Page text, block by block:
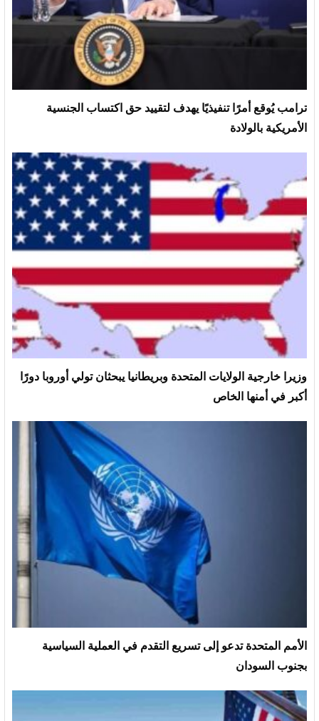
ترامب يُوقع أمرًا تنفيذيًا يهدف لتقييد حق اكتساب الجنسية
الأمريكية بالولادة
وزيرا خارجية الولايات المتحدة وبريطانيا يبحثان تولي أوروبا دورًا
أكبر في أمنها الخاص
الأمم المتحدة تدعو إلى تسريع التقدم في العملية السياسية
بجنوب السودان